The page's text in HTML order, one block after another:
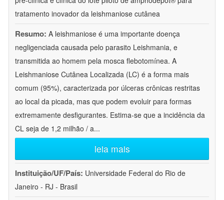
tratamento inovador da leishmaniose cutânea
Resumo: A leishmaniose é uma importante doença
negligenciada causada pelo parasito Leishmania, e
transmitida ao homem pela mosca flebotomínea. A
Leishmaniose Cutânea Localizada (LC) é a forma mais
comum (95%), caracterizada por úlceras crônicas restritas
ao local da picada, mas que podem evoluir para formas
extremamente desfigurantes. Estima-se que a incidência da
CL seja de 1,2 milhão / a...
leia mais
Instituição/UF/País: Universidade Federal do Rio de
Janeiro - RJ - Brasil